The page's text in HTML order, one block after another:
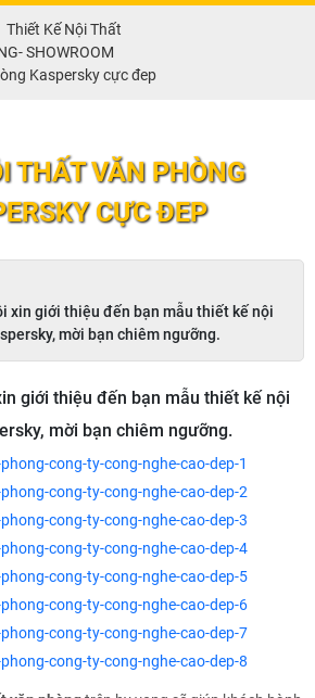
Thiết Kế Nội Thất
SHOWROOM
Kaspersky cực đep
THẤT VĂN PHÒNG
CỰC ĐEP
xin giới thiệu đến bạn mẫu thiết kế nội
mời bạn chiêm ngưỡng.
giới thiệu đến bạn mẫu thiết kế nội
mời bạn chiêm ngưỡng.